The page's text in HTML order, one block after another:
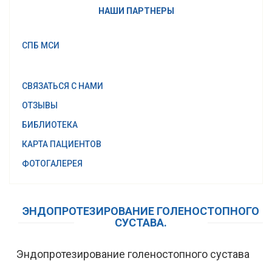
НАШИ ПАРТНЕРЫ
СПБ МСИ
СВЯЗАТЬСЯ С НАМИ
ОТЗЫВЫ
БИБЛИОТЕКА
КАРТА ПАЦИЕНТОВ
ФОТОГАЛЕРЕЯ
ЭНДОПРОТЕЗИРОВАНИЕ ГОЛЕНОСТОПНОГО
СУСТАВА.
Эндопротезирование голеностопного сустава